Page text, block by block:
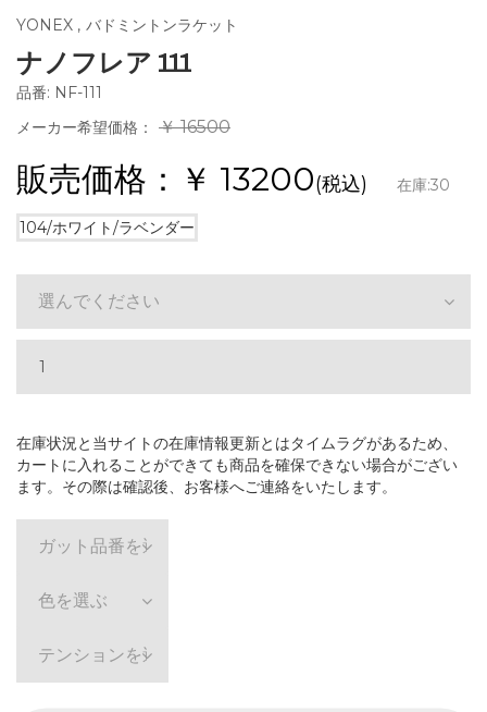
YONEX , バドミントンラケット
ナノフレア 111
品番: NF-111
メーカー希望価格：
￥ 16500
販売価格：￥ 13200(税込) 在庫:30
104/ホワイト/ラベンダー
選んでください
在庫状況と当サイトの在庫情報更新とはタイムラグがあるため、
カートに入れることができても商品を確保できない場合がござい
ます。その際は確認後、お客様へご連絡をいたします。
ガット品番を選ぶ
色を選ぶ
テンションを選ぶ